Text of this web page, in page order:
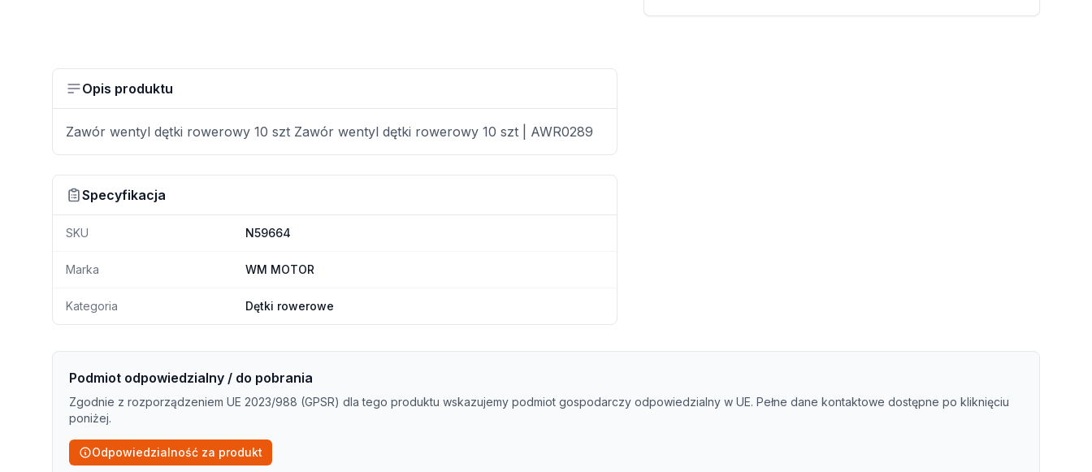
Opis produktu
Zawór wentyl dętki rowerowy 10 szt Zawór wentyl dętki rowerowy 10 szt | AWR0289
Specyfikacja
SKU N59664
Marka WM MOTOR
Kategoria Dętki rowerowe
Podmiot odpowiedzialny / do pobrania
Zgodnie z rozporządzeniem UE 2023/988 (GPSR) dla tego produktu wskazujemy podmiot gospodarczy odpowiedzialny w UE. Pełne dane kontaktowe dostępne po kliknięciu
poniżej.
Odpowiedzialność za produkt